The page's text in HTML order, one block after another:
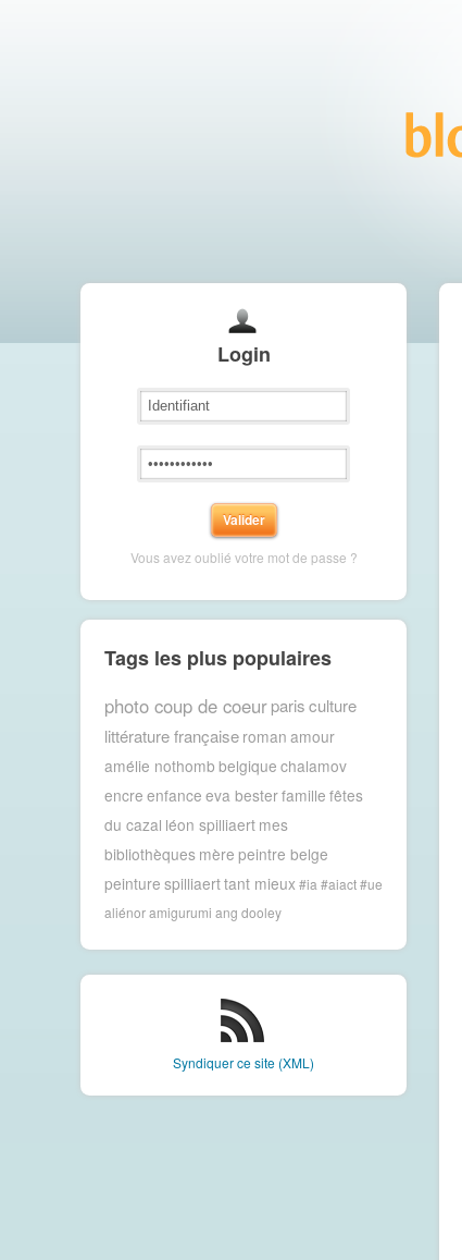
Login
Vous avez oublié votre mot de passe ?
Tags les plus populaires
photo coup de coeur parisculture
littérature française roman amour
amélie nothomb belgique chalamov
encre enfance eva besterfamille fêtes
du cazal léon spilliaert mes
bibliothèques mère peintre belge
peinture spilliaerttant mieux #ia #aiact #ue
aliénor amigurumi ang dooley
Syndiquer ce site (XML)